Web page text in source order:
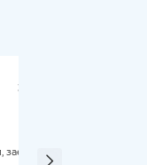
30.12.2023
в